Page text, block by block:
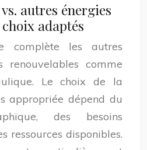
autres énergies
adaptés
complète les autres
renouvelables comme
Le choix de la
appropriée dépend du
des besoins
ressources disponibles.